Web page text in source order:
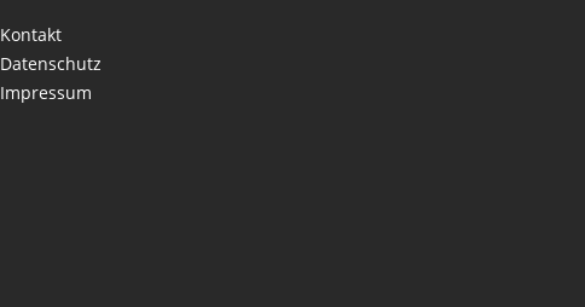
Kontakt
Datenschutz
Impressum